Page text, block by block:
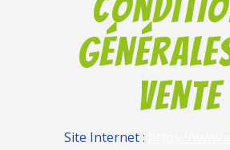
VENTE
Site Internet :